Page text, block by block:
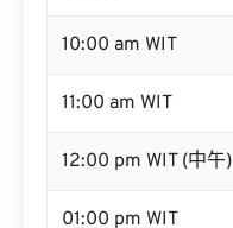
10:00 am WIT
11:00 am WIT
12:00 pm WIT (中午)
01:00 pm WIT